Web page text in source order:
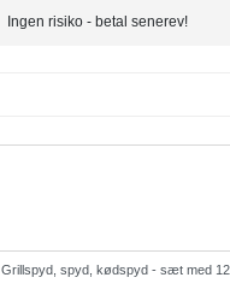
Ingen risiko - betal senerev!
Grillspyd, spyd, kødspyd - sæt med